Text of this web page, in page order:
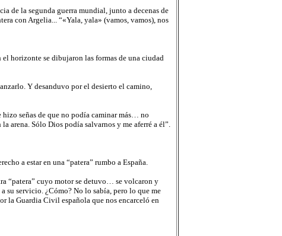
de la segunda guerra mundial, junto a decenas de
con Argelia... “«Yala, yala» (vamos, vamos), nos
el horizonte se dibujaron las formas de una ciudad
Y desanduvo por el desierto el camino,
señas de que no podía caminar más… no
arena. Sólo Dios podía salvarnos y me aferré a él”.
a estar en una “patera” rumbo a España.
“patera” cuyo motor se detuvo… se volcaron y
su servicio. ¿Cómo? No lo sabía, pero lo que me
la Guardia Civil española que nos encarceló en